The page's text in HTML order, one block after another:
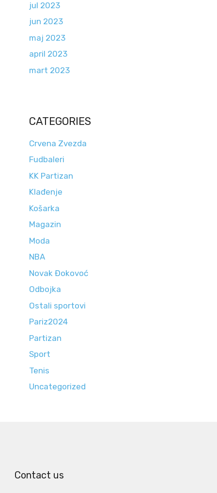
jul 2023
jun 2023
maj 2023
april 2023
mart 2023
CATEGORIES
Crvena Zvezda
Fudbaleri
KK Partizan
Klađenje
Košarka
Magazin
Moda
NBA
Novak Đokovoć
Odbojka
Ostali sportovi
Pariz2024
Partizan
Sport
Tenis
Uncategorized
Contact us